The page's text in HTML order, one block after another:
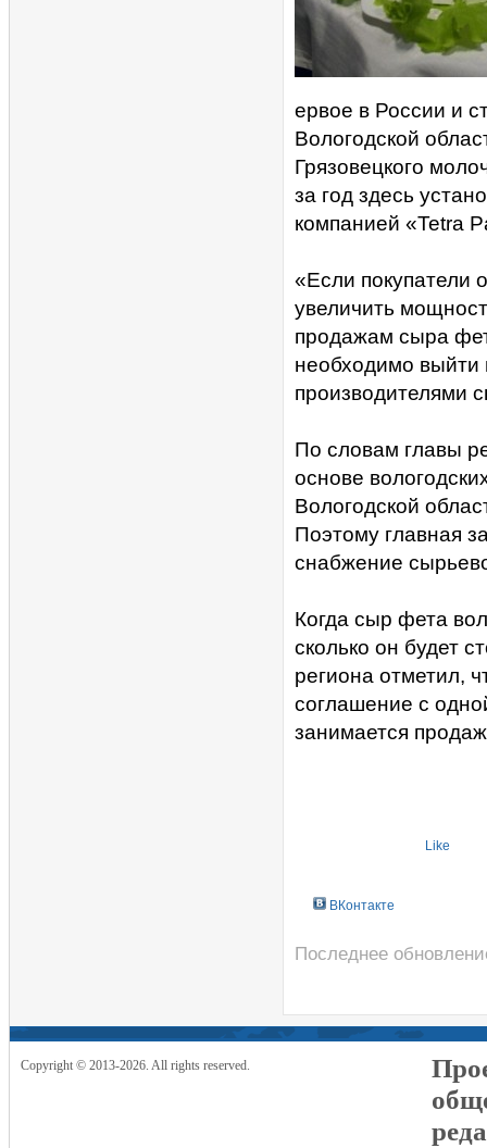
ервое в России и
Вологодской
Грязовецкого
за год здесь
компанией «Tetra
«Если покупатели
увеличить
продажам сыра
необходимо выйти
производителями
По словам главы
основе
Вологодской
Поэтому главная
снабжение
Когда сыр фета
сколько он будет
региона отметил,
соглашение с
занимается
Like
ВКонтакте
Последнее
Copyright © 2013-2026. All rights reserved.